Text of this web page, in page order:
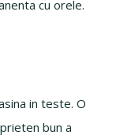
cu orele.
in teste. O
bun a